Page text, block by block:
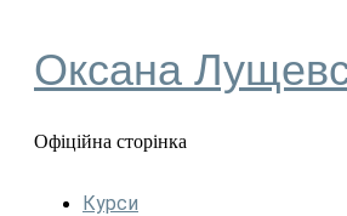
Оксана
Офіційна сторінка
Курси